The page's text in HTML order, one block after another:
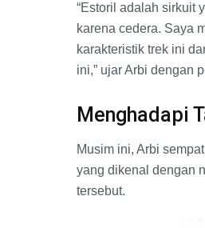
“Estoril adalah sirkuit
karena cedera. Saya
karakteristik trek ini
ini,” ujar Arbi dengan
Menghadapi
Musim ini, Arbi
yang dikenal dengan
tersebut.